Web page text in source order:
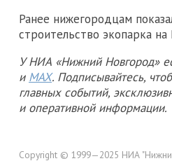
Ранее нижегородцам
строительство экопарка на
У НИА «Нижний Новгород»
и MAX. Подписывайтесь,
главных событий,
и оперативной информации.
Copyright © 1999—2025 НИА